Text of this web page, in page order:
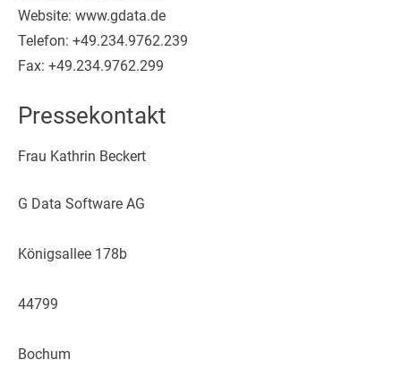
Website: www.gdata.de
Telefon: +49.234.9762.239
Fax: +49.234.9762.299
Pressekontakt
Frau Kathrin Beckert
G Data Software AG
Königsallee 178b
44799
Bochum